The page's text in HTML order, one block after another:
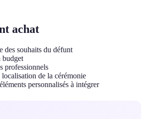
achat
des souhaits du défunt
budget
professionnels
de la cérémonie
personnalisés à intégrer